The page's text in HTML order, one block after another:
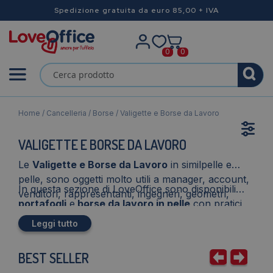
Spedizione gratuita da euro 85,00 + IVA
0 0
Home / Cancelleria / Borse / Valigette e Borse da Lavoro
VALIGETTE E BORSE DA LAVORO
Le Valigette e Borse da Lavoro in similpelle e
pelle, sono oggetti molto utili a manager, account,
venditori, rappresentanti, ingegneri, geometri,
avvocati e professionisti in generale.
In questa sezione di LoveOffice sono disponibili
portafogli eborse da lavoro in pelle con pratici
scomparti adatti a trasportare in maniera ordinata
e sicura documenti, biglietti da visita, cellulari,
laptop e penne! Tra le valigette e le borse in
vendita, anche
dotate di tasche
Leggi tutto
BEST SELLER